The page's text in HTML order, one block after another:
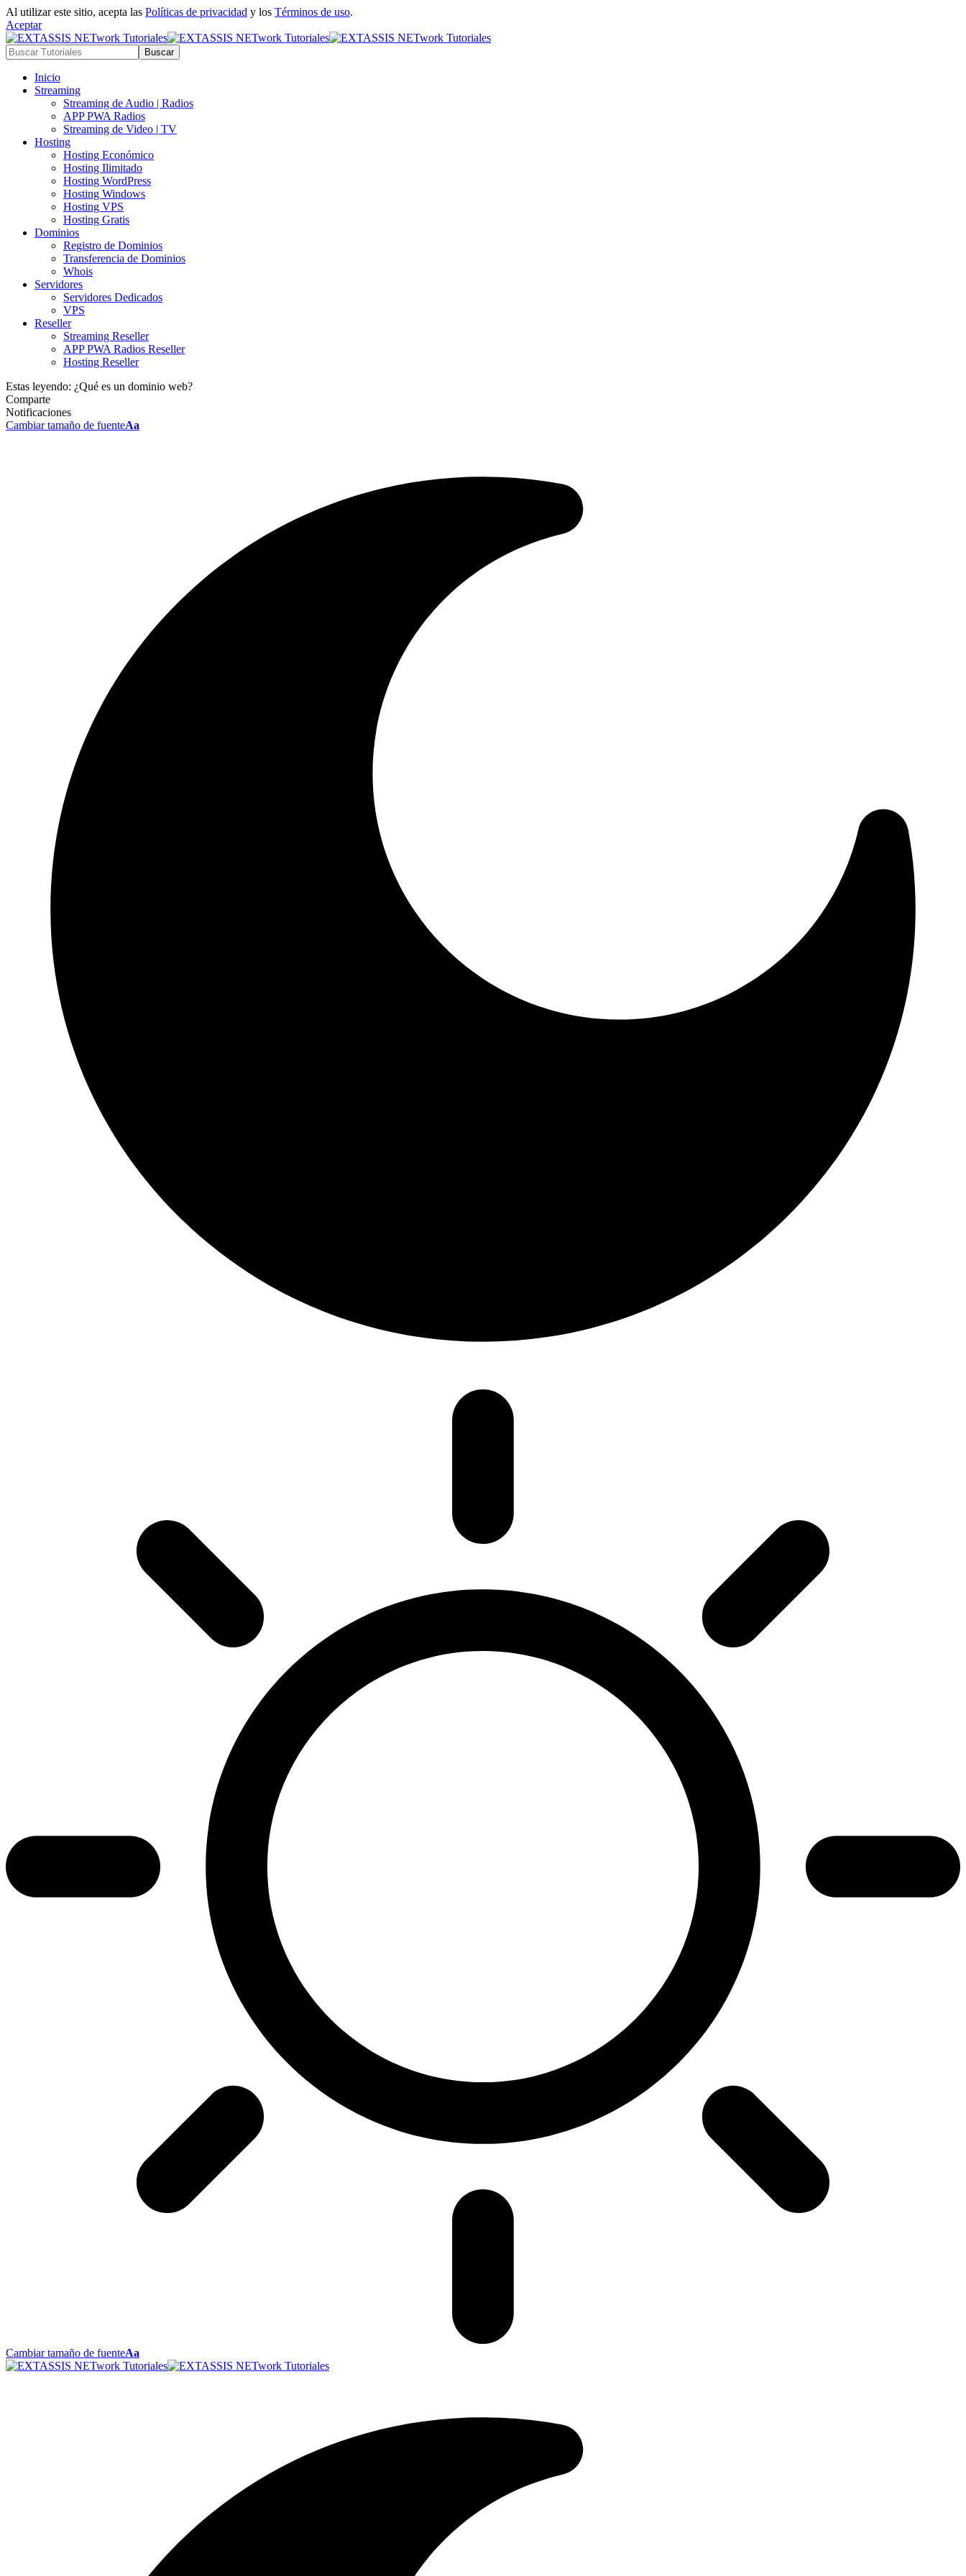
Al utilizar este sitio, acepta las Políticas de privacidad y los Términos de uso.
Aceptar
Inicio
Streaming
Streaming de Audio | Radios
APP PWA Radios
Streaming de Video | TV
Hosting
Hosting Económico
Hosting Ilimitado
Hosting WordPress
Hosting Windows
Hosting VPS
Hosting Gratis
Dominios
Registro de Dominios
Transferencia de Dominios
Whois
Servidores
Servidores Dedicados
VPS
Reseller
Streaming Reseller
APP PWA Radios Reseller
Hosting Reseller
Estas leyendo: ¿Qué es un dominio web?
Comparte
Notificaciones
Cambiar tamaño de fuenteAa
Cambiar tamaño de fuenteAa